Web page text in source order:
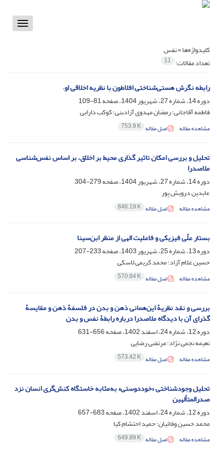
Toggle
کلیدواژه‌ها =نفس
تعداد مقالات: 11
رابطه نگرش هستی‌شناختی افلاطون با نظریه اخلاقی او.
دوره 14، شماره 27، شهریور 1404، صفحه
81-109
فاطمه آقاجانی؛ رمضان مهدوی آزادبنی؛ کوکب دارابی
مشاهده مقاله اصل مقاله 753.9 K
تحلیل و بررسی امکان تاثیر گذاری محیط بر اخلاق، بر اساس نفس‌شناسی
ملاصدرا
دوره 14، شماره 27، شهریور 1404، صفحه
279-304
عابدین درویش پور
مشاهده مقاله اصل مقاله 846.19 K
بستار علّی فیزیکی و فاعلیت الهی از منظر ابن‌سینا
دوره 13، شماره 25، شهریور 1403، صفحه
233-207
حسین غلام آزاد؛ محمد کریمی لاسکی
مشاهده مقاله اصل مقاله 570.84 K
بررسی و نقد نظریۀ این‌همانی ذهن و بدن در فلسفۀ ذهن و مقایسۀ
گذرای آن با دیدگاه ملاصدرا درباره رابطۀ نفس و بدن
دوره 12، شماره 24، اسفند 1402، صفحه
656-631
نعیمه نجمی نژاد؛ مرتضی رضایی
مشاهده مقاله اصل مقاله 573.42 K
تحلیل وجودشناختی «خوددوستی» به‌مثابه خاستگاه کنش‌گری انسان نزد
صدرالمتألهین
دوره 12، شماره 24، اسفند 1402، صفحه
683-657
محمد حسین وفائیان؛ حمید احتشام کیا
مشاهده مقاله اصل مقاله 649.89 K